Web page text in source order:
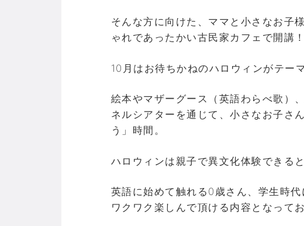
そんな方に向けた、ママと小さなお子
ゃれであったかい古民家カフェで開講！
10月はお待ちかねのハロウィンがテー
絵本やマザーグース（英語わらべ歌）
ネルシアターを通じて、小さなお子さ
う」時間。
ハロウィンは親子で異文化体験できる
英語に始めて触れる0歳さん、学生時
ワクワク楽しんで頂ける内容となってお